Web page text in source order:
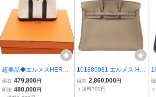
超美品◆エルメスHERME
SガーデンパーティTTPM
ハンドバッグGardenPart
現在 479,800円
即決 480,000円
101886081 エルメス HE
RMES バーキン 25 □K刻
印 トゥルティエールグレ
現在 2,860,000円
＋送料700円